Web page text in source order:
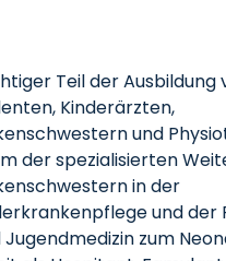
Teil der Ausbildung
Kinderärzten,
und
der spezialisierten
in der
und der
zum